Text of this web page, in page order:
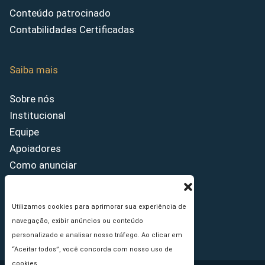
Utilizamos cookies para aprimorar sua experiência de
navegação, exibir anúncios ou conteúdo
personalizado e analisar nosso tráfego. Ao clicar em
“Aceitar todos”, você concorda com nosso uso de
Conteúdo patrocinado
Contabilidades Certificadas
Saiba mais
Sobre nós
Institucional
Equipe
Apoiadores
Como anunciar
Princípios Editoriais